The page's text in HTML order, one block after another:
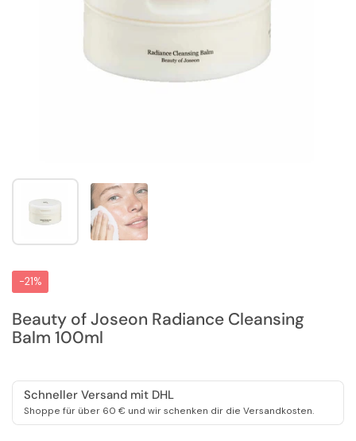
Zeige Folie 1 Zeige Folie 2
-21%
Beauty of Joseon Radiance Cleansing
Balm 100ml
Schneller Versand mit DHL
Shoppe für über 60 € und wir schenken dir die Versandkosten.